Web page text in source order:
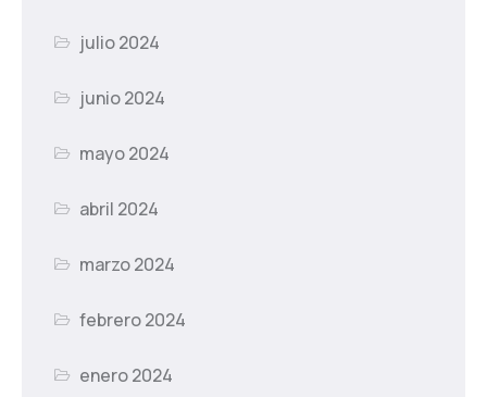
julio 2024
junio 2024
mayo 2024
abril 2024
marzo 2024
febrero 2024
enero 2024